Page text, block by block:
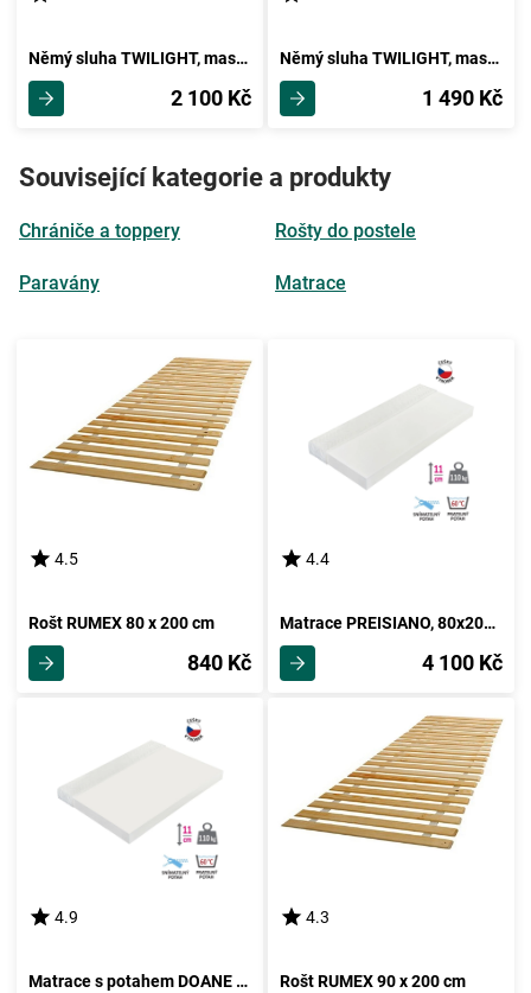
Němý sluha TWILIGHT, masiv buk
2 100 Kč
Němý sluha TWILIGHT, masiv buk/moření olše
1 490 Kč
Související kategorie a produkty
Chrániče a toppery
Paravány
Rošty do postele
Matrace
4.5
Rošt RUMEX 80 x 200 cm
840 Kč
4.4
Matrace PREISIANO, 80x200 cm
4 100 Kč
4.9
Matrace s potahem DOANE 160x200 cm
4.3
Rošt RUMEX 90 x 200 cm